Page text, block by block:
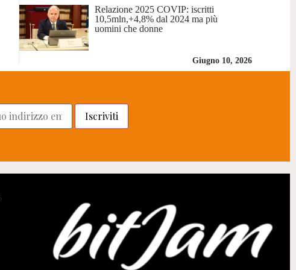
Relazione 2025 COVIP: iscritti
10,5mln,+4,8% dal 2024 ma più
uomini che donne
Giugno 10, 2026